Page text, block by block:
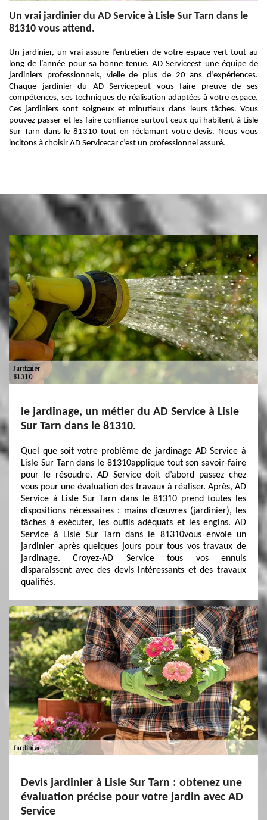
Un vrai jardinier du AD Service à Lisle Sur Tarn dans le
81310 vous attend.
Un jardinier, un vrai assure l’entretien de votre espace vert tout au
long de l’année pour sa bonne tenue. AD Serviceest une équipe de
jardiniers professionnels, vielle de plus de 20 ans d’expériences.
Chaque jardinier du AD Servicepeut vous faire preuve de ses
compétences, ses techniques de réalisation adaptées à votre espace.
Ces jardiniers sont soigneux et minutieux dans leurs tâches. Vous
pouvez passer et les faire confiance surtout ceux qui habitent à Lisle
Sur Tarn dans le 81310 tout en réclamant votre devis. Nous vous
incitons à choisir AD Servicecar c’est un professionnel assuré.
le jardinage, un métier du AD Service à Lisle
Sur Tarn dans le 81310.
Quel que soit votre problème de jardinage AD Service à
Lisle Sur Tarn dans le 81310applique tout son savoir-faire
pour le résoudre. AD Service doit d’abord passez chez
vous pour une évaluation des travaux à réaliser. Après, AD
Service à Lisle Sur Tarn dans le 81310 prend toutes les
dispositions nécessaires : mains d’œuvres (jardinier), les
tâches à exécuter, les outils adéquats et les engins. AD
Service à Lisle Sur Tarn dans le 81310vous envoie un
jardinier après quelques jours pour tous vos travaux de
jardinage. Croyez-AD Service tous vos ennuis
disparaissent avec des devis intéressants et des travaux
qualifiés.
Devis jardinier à Lisle Sur Tarn : obtenez une
évaluation précise pour votre jardin avec AD
Service